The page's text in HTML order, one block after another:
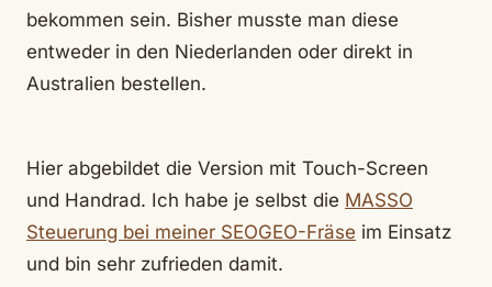
bekommen sein. Bisher musste man diese
entweder in den Niederlanden oder direkt in
Australien bestellen.
Hier abgebildet die Version mit Touch-Screen
und Handrad. Ich habe je selbst die MASSO
Steuerung bei meiner SEOGEO-Fräse im Einsatz
und bin sehr zufrieden damit.